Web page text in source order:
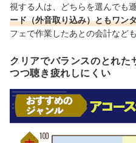
視する人は、どちらを選んでも
ード（外音取り込み）ともワン
フェで作業したあとの会計など
クリアでバランスのとれた
つつ聴き疲れしにくい